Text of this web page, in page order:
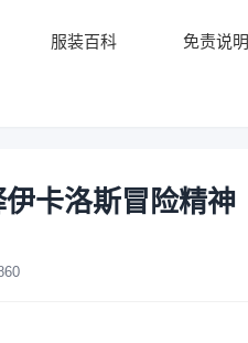
服装百科 免责说明
卡洛斯冒险精神